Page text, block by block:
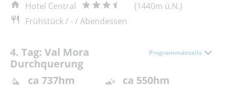
Hotel Central
(1440m ü.N.)
Frühstück / - / Abendessen
4. Tag: Val Mora
Durchquerung
Programmdetails
ca 737hm
ca 550hm